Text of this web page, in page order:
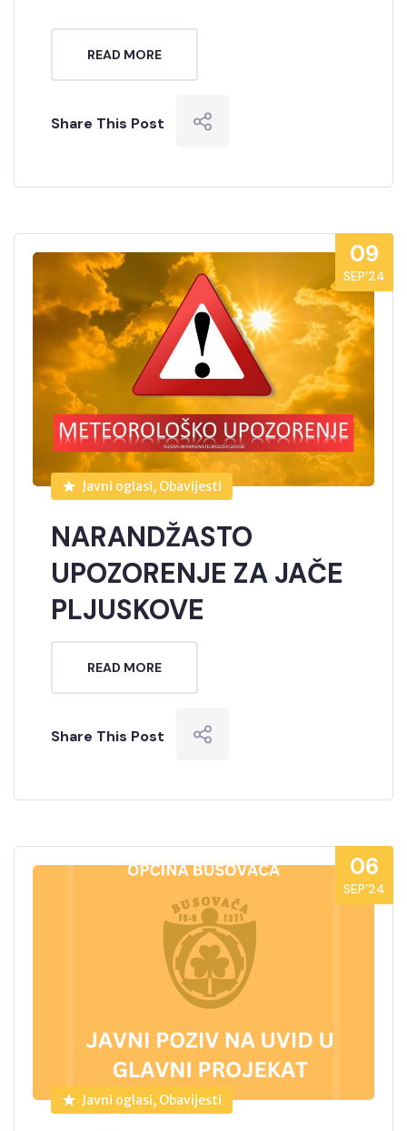
READ MORE
Share This Post
09
SEP’24
Javni oglasi, Obavijesti
NARANDŽASTO
UPOZORENJE ZA JAČE
PLJUSKOVE
READ MORE
Share This Post
06
SEP’24
Javni oglasi, Obavijesti